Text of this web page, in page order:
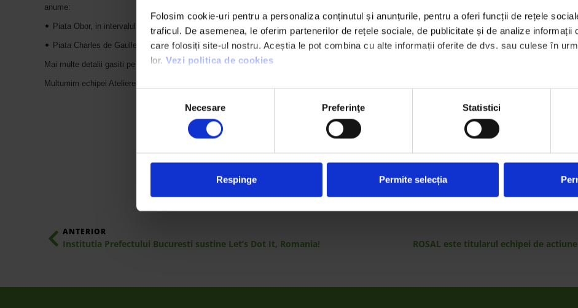
Folosim cookie-uri pentru a personaliza conținutul și anunțurile, pentru a oferi funcții de rețele
traficul. De asemenea, le oferim partenerilor de rețele sociale, de publicitate și de analize informații
care folosiți site-ul nostru. Aceștia le pot combina cu alte informații oferite de dvs. sau culese în
lor. Vezi politica de cookies
consimțământului
Necesare Preferinţe Statistici
Respinge Permite selecția
anume:
• Piata Obor, in intervalul 9.00-12.00
• Piata Charles de Gaulles, in intervalul 13.00-17.00
Mai multe detalii gasiti pe site-ulhttp://www.atelierefarafrontiere.ro/
Multumim echipei Ateliere Fara Frontiere pentru sustinere!
ANTERIOR
Institutia Prefectului Bucuresti sustine Let’s Dot It, Romania!